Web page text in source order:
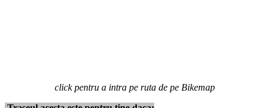
click pentru a intra pe ruta de pe Bikemap